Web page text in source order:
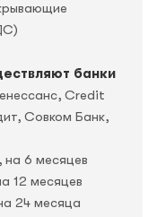
банки
Credit
Совком Банк,
на 6 месяцев
12 месяцев
24 месяца